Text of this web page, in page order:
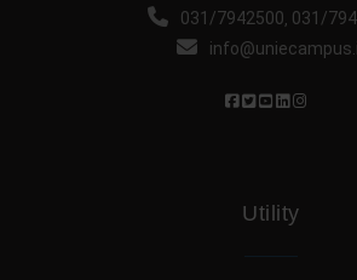
031/7942500, 031/
Utility